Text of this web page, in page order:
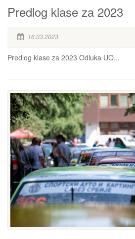
Predlog klase za 2023
16.03.2023
Predlog klase za 2023 Odluka UO...